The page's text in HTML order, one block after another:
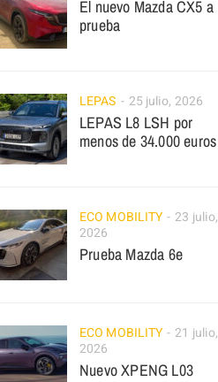
El nuevo Mazda CX5 a
prueba
LEPAS 25 julio, 2026
LEPAS L8 LSH por
menos de 34.000 euros
ECO MOBILITY
23 julio,
2026
Prueba Mazda 6e
ECO MOBILITY
21 julio,
2026
Nuevo XPENG L03